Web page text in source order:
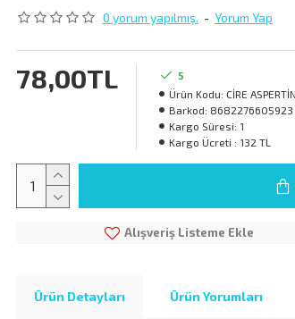
0 yorum yapılmış. - Yorum Yap
78,00TL
5
Ürün Kodu: CİRE
Barkod: 8682276605923
Kargo Süresi: 1
Kargo Ücreti : 132 TL
Alışveriş Listeme Ekle
Ürün Detayları Ürün Yorumları